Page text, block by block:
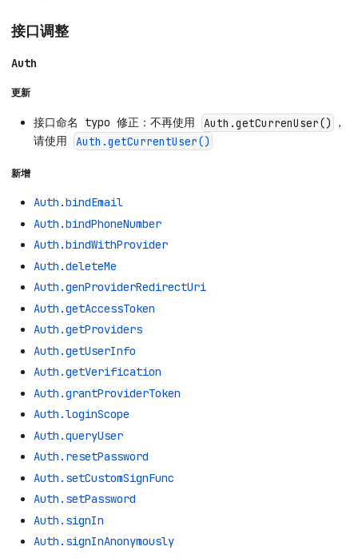
接口调整
Auth
更新
接口命名 typo 修正：不再使用 Auth.getCurrenUser()
，
请使用
Auth.getCurrentUser()
新增
Auth.bindEmail
Auth.bindPhoneNumber
Auth.bindWithProvider
Auth.deleteMe
Auth.genProviderRedirectUri
Auth.getAccessToken
Auth.getProviders
Auth.getUserInfo
Auth.getVerification
Auth.grantProviderToken
Auth.loginScope
Auth.queryUser
Auth.resetPassword
Auth.setCustomSignFunc
Auth.setPassword
Auth.signIn
Auth.signInAnonymously